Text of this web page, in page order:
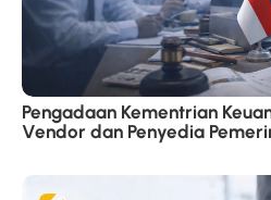
Pengadaan Kementrian
Vendor dan Penyedia